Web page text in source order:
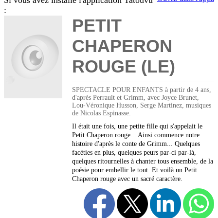
:
PETIT
CHAPERON
ROUGE (LE)
SPECTACLE POUR ENFANTS à partir de 4 ans,
d'après Perrault et Grimm, avec Joyce Brunet,
Lou-Véronique Husson, Serge Martinez, musiques
de Nicolas Espinasse.
Il était une fois, une petite fille qui s'appelait le
Petit Chaperon rouge... Ainsi commence notre
histoire d'après le conte de Grimm... Quelques
facéties en plus, quelques peurs par-ci par-là,
quelques ritournelles à chanter tous ensemble, de la
poésie pour embellir le tout. Et voilà un Petit
Chaperon rouge avec un sacré caractère.